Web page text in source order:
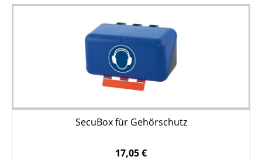
SecuBox für Gehörschutz
17,05 €